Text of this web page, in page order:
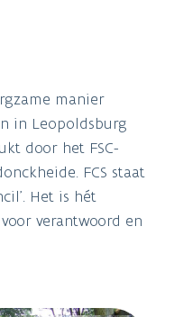
manier
in Leopoldsburg
door het FSC-
FCS staat
Het is hét
verantwoord en